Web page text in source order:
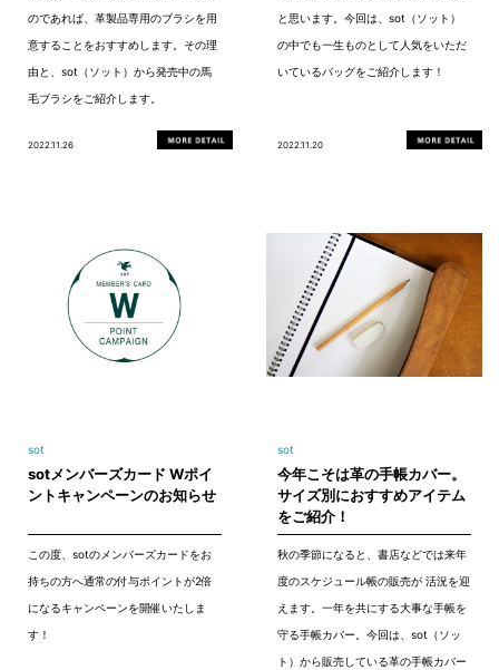
のであれば、革製品専用のブラシを用
意することをおすすめします。その理
由と、sot（ソット）から発売中の馬
毛ブラシをご紹介します。
2022.11.26
と思います。今回は、sot（ソット）
の中でも一生ものとして人気をいただ
いているバッグをご紹介します！
2022.11.20
sot
sotメンバーズカード Wポイ
ントキャンペーンのお知らせ
この度、sotのメンバーズカードをお
持ちの方へ通常の付与ポイントが2倍
になるキャンペーンを開催いたしま
す！
sot
今年こそは革の手帳カバー。
サイズ別におすすめアイテム
をご紹介！
秋の季節になると、書店などでは来年
度のスケジュール帳の販売が 活況を迎
えます。一年を共にする大事な手帳を
守る手帳カバー。今回は、sot（ソッ
ト）から販売している革の手帳カバー